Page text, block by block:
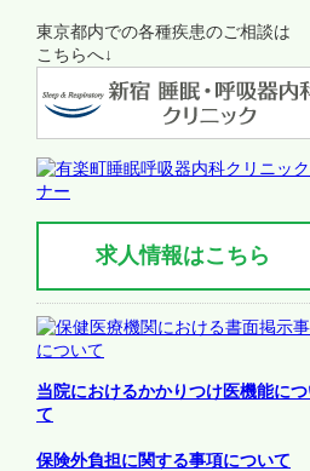
東京都内での各種疾患のご相談は
こちらへ↓
求人情報はこちら
当院におけるかかりつけ医機能に
て
保険外負担に関する事項について